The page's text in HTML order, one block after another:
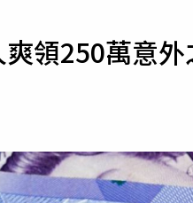
運勢
領250萬意外